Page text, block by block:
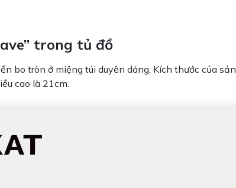
trong tủ đồ
bo tròn ở miệng túi duyên dáng. Kích thước của sản
cao là 21cm.